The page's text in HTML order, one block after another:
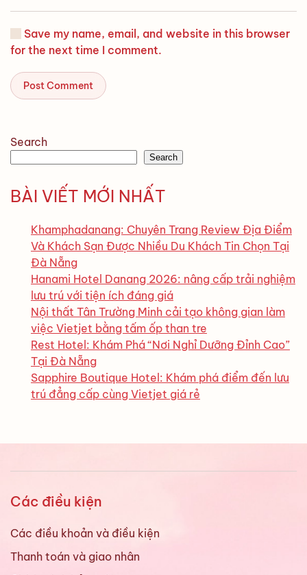
Save my name, email, and website in this browser
for the next time I comment.
Post Comment
Search
Search
BÀI VIẾT MỚI NHẤT
Khamphadanang: Chuyên Trang Review Địa Điểm
Và Khách Sạn Được Nhiều Du Khách Tin Chọn Tại
Đà Nẵng
Hanami Hotel Danang 2026: nâng cấp trải nghiệm
lưu trú với tiện ích đáng giá
Nội thất Tân Trường Minh cải tạo không gian làm
việc Vietjet bằng tấm ốp than tre
Rest Hotel: Khám Phá “Nơi Nghỉ Dưỡng Đỉnh Cao”
Tại Đà Nẵng
Sapphire Boutique Hotel: Khám phá điểm đến lưu
trú đẳng cấp cùng Vietjet giá rẻ
Các điều kiện
Các điều khoản và điều kiện
Thanh toán và giao nhân